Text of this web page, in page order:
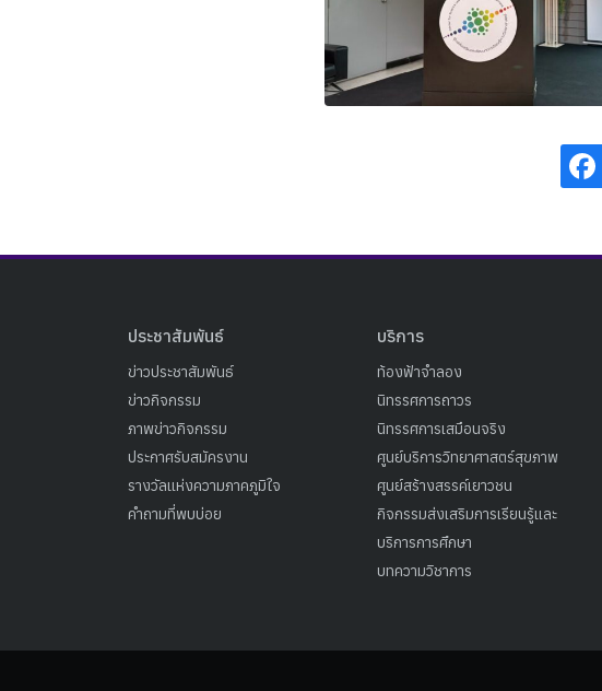
ประชาสัมพันธ์
ข่าวประชาสัมพันธ์
ข่าวกิจกรรม
ภาพข่าวกิจกรรม
ประกาศรับสมัครงาน
รางวัลแห่งความภาคภูมิใจ
คำถามที่พบบ่อย
บริการ
ท้องฟ้าจำลอง
นิทรรศการถาวร
นิทรรศการเสมือนจริง
ศูนย์บริการวิทยาศาสตร์สุขภาพ
ศูนย์สร้างสรรค์เยาวชน
กิจกรรมส่งเสริมการเรียนรู้และ
บริการการศึกษา
บทความวิชาการ